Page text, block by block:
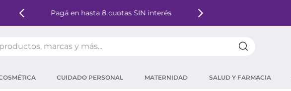
Pagá en hasta 8 cuotas SIN interés
CUIDADO PERSONAL MATERNIDAD SALUD Y FARMACIA